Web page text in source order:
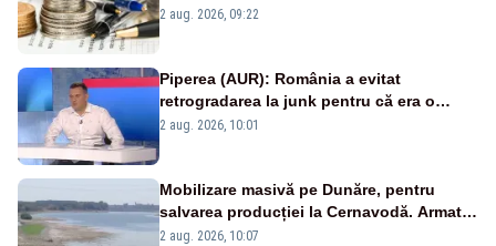
viitoare?
2 aug. 2026, 09:22
Piperea (AUR): România a evitat
retrogradarea la junk pentru că era o
catastrofă pentru bănci și fondurile de
2 aug. 2026, 10:01
Mobilizare masivă pe Dunăre, pentru
salvarea producției la Cernavodă. Armata
va detona o stâncă și va devia apa
2 aug. 2026, 10:07